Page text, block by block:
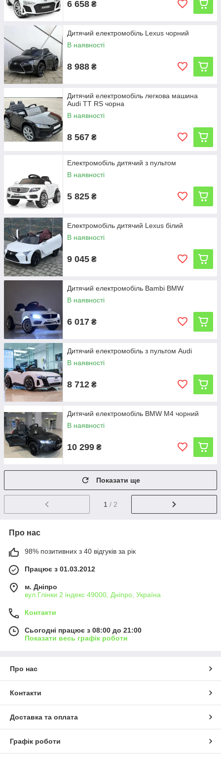
6 658 ₴
Дитячий електромобіль Lexus чорний
В наявності
8 988 ₴
Дитячий електромобіль легкова машина
Audi TT RS чорна
В наявності
8 567 ₴
Електромобіль дитячий з пультом
В наявності
5 825 ₴
Електромобіль дитячий Lexus білий
В наявності
9 045 ₴
Дитячий електромобіль Bambi BMW
В наявності
6 017 ₴
Дитячий електромобіль з пультом Audi
В наявності
8 712 ₴
Дитячий електромобіль BMW M4 чорний
В наявності
10 299 ₴
Показати ще
1 / 2
Про нас
98% позитивних з 40 відгуків за рік
Працює з 01.03.2012
м. Дніпро
вул.Глінки 2 індекс 49000, Дніпро, Україна
Контакти
Сьогодні працює з 08:00 до 21:00
Показати весь графік роботи
Про нас
Контакти
Доставка та оплата
Графік роботи